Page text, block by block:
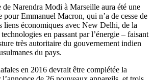
de Narendra Modi à Marseille aura été une
pour Emmanuel Macron, qui n’a de cesse de
économiques avec New Delhi, de la
en passant par l’énergie – faisant
très autoritaire du gouvernement indien
du pays.
en 2016 devrait être complétée la